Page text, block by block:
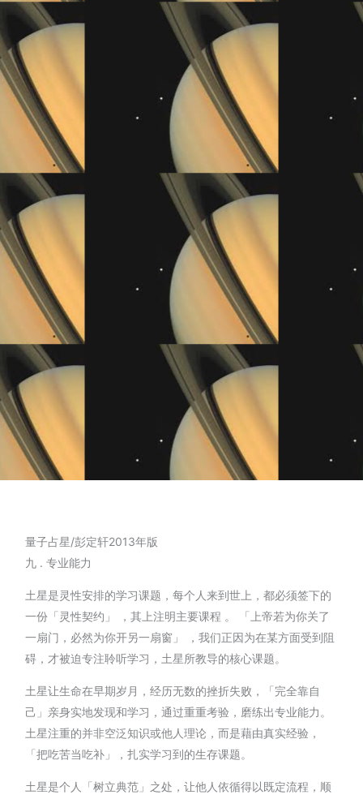
量子占星/彭定轩2013年版
九 . 专业能力
土星是灵性安排的学习课题，每个人来到世上，都必须签下的
一份「灵性契约」 ，其上注明主要课程 。 「上帝若为你关了
一扇门，必然为你开另一扇窗」 ，我们正因为在某方面受到阻
碍，才被迫专注聆听学习，土星所教导的核心课题。
土星让生命在早期岁月，经历无数的挫折失败，「完全靠自
己」亲身实地发现和学习，通过重重考验，磨练出专业能力。
土星注重的并非空泛知识或他人理论，而是藉由真实经验，
「把吃苦当吃补」，扎实学习到的生存课题。
土星是个人「树立典范」之处，让他人依循得以既定流程，顺